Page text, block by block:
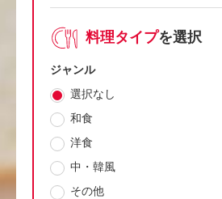
料理タイプを選択
ジャンル
選択なし
和食
洋食
中・韓風
その他